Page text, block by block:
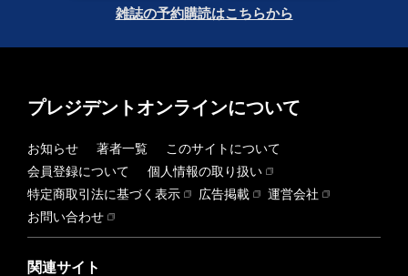
雑誌の予約購読はこちらから
プレジデントオンラインについて
お知らせ 著者一覧
このサイトについて
会員登録について
個人情報の取り扱い
特定商取引法に基づく表示
広告掲載
運営会社
お問い合わせ
関連サイト